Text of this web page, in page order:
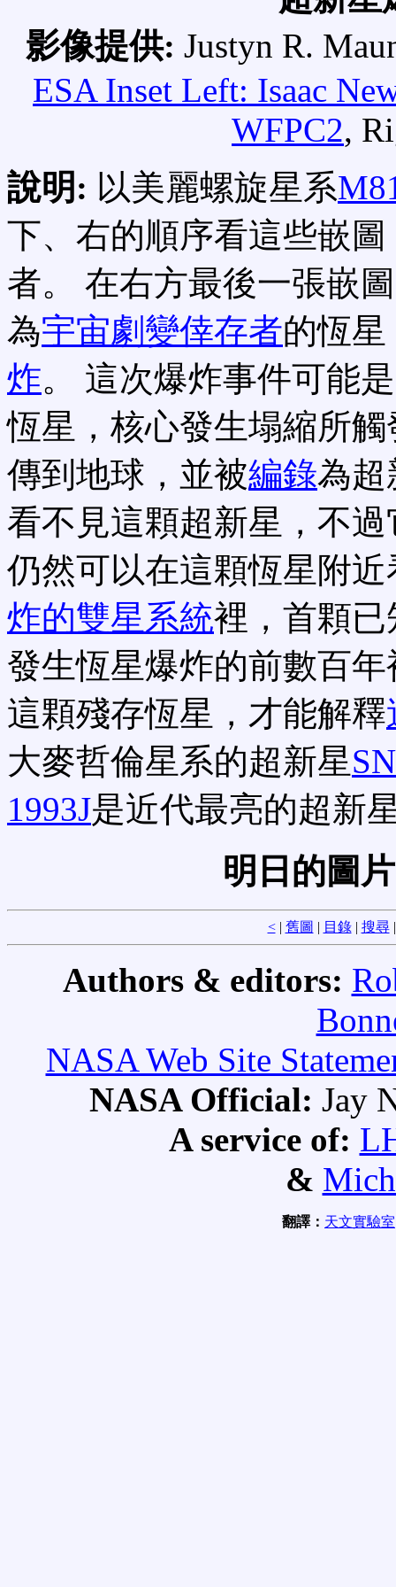
影像提供: Justyn R.
ESA Inset Left: Isaac
WFPC2,
說明: 以美麗螺旋星系
下、右的順序看這些嵌
者。 在右方最後一張嵌
為宇宙劇變倖存者的恆
炸。 這次爆炸事件可能
恆星，核心發生塌縮所
傳到地球，並被編錄為超
看不見這顆超新星，不
仍然可以在這顆恆星附
炸的雙星系統裡，首顆
發生恆星爆炸的前數百
這顆殘存恆星，才能解釋
大麥哲倫星系的超新星
1993J是近代最亮的超新
明日的圖
<| 舊圖 | 目錄| 搜尋
Authors & editors:
NASA Web Site
NASA Official: Jay
A service of:
&
翻譯： 天文實驗室